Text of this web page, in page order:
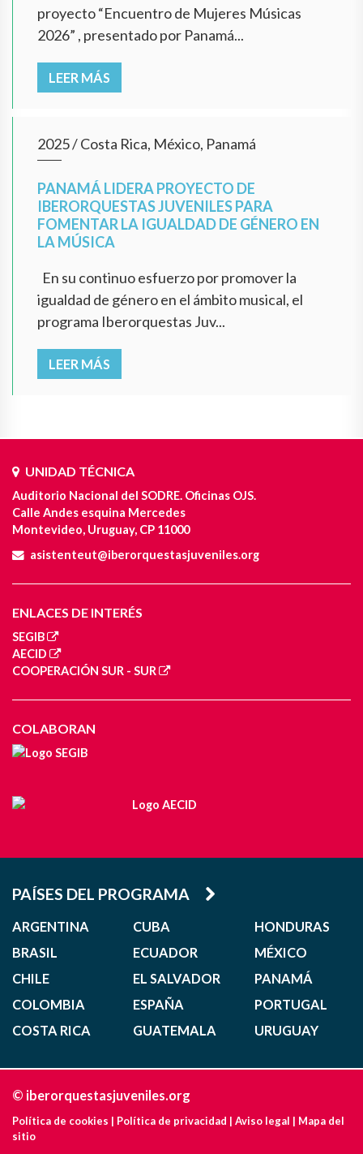
proyecto “Encuentro de Mujeres Músicas
2026” , presentado por Panamá...
LEER MÁS
2025/Costa Rica, México, Panamá
PANAMÁ LIDERA PROYECTO DE
IBERORQUESTAS JUVENILES PARA
FOMENTAR LA IGUALDAD DE GÉNERO EN
LA MÚSICA
En su continuo esfuerzo por promover la
igualdad de género en el ámbito musical, el
programa Iberorquestas Juv...
LEER MÁS
UNIDAD TÉCNICA
Auditorio Nacional del SODRE. Oficinas OJS.
Calle Andes esquina Mercedes
Montevideo, Uruguay, CP 11000
asistenteut@iberorquestasjuveniles.org
ENLACES DE INTERÉS
SEGIB
AECID
COOPERACIÓN SUR - SUR
COLABORAN
PAÍSES DEL PROGRAMA
ARGENTINA
BRASIL
CHILE
COLOMBIA
COSTA RICA
CUBA
ECUADOR
EL SALVADOR
ESPAÑA
GUATEMALA
HONDURAS
MÉXICO
PANAMÁ
PORTUGAL
URUGUAY
© iberorquestasjuveniles.org
Política de cookies | Política de privacidad | Aviso legal | Mapa del
sitio